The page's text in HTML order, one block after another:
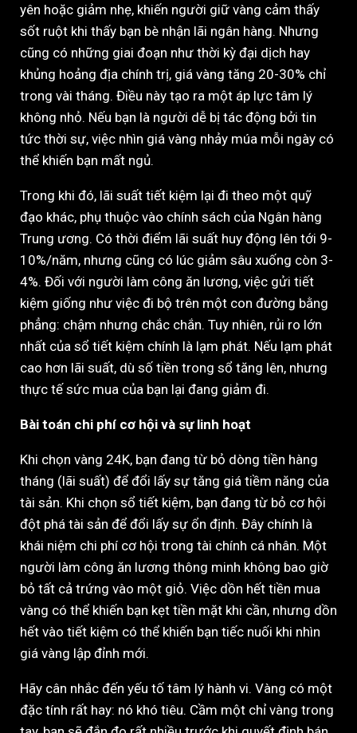
yên hoặc giảm nhẹ, khiến người giữ vàng cảm thấy
sốt ruột khi thấy bạn bè nhận lãi ngân hàng. Nhưng
cũng có những giai đoạn như thời kỳ đại dịch hay
khủng hoảng địa chính trị, giá vàng tăng 20-30% chỉ
trong vài tháng. Điều này tạo ra một áp lực tâm lý
không nhỏ. Nếu bạn là người dễ bị tác động bởi tin
tức thời sự, việc nhìn giá vàng nhảy múa mỗi ngày có
thể khiến bạn mất ngủ.
Trong khi đó, lãi suất tiết kiệm lại đi theo một quỹ
đạo khác, phụ thuộc vào chính sách của Ngân hàng
Trung ương. Có thời điểm lãi suất huy động lên tới 9-
10%/năm, nhưng cũng có lúc giảm sâu xuống còn 3-
4%. Đối với người làm công ăn lương, việc gửi tiết
kiệm giống như việc đi bộ trên một con đường bằng
phẳng: chậm nhưng chắc chắn. Tuy nhiên, rủi ro lớn
nhất của sổ tiết kiệm chính là lạm phát. Nếu lạm phát
cao hơn lãi suất, dù số tiền trong sổ tăng lên, nhưng
thực tế sức mua của bạn lại đang giảm đi.
Bài toán chi phí cơ hội và sự linh hoạt
Khi chọn vàng 24K, bạn đang từ bỏ dòng tiền hàng
tháng (lãi suất) để đổi lấy sự tăng giá tiềm năng của
tài sản. Khi chọn sổ tiết kiệm, bạn đang từ bỏ cơ hội
đột phá tài sản để đổi lấy sự ổn định. Đây chính là
khái niệm chi phí cơ hội trong tài chính cá nhân. Một
người làm công ăn lương thông minh không bao giờ
bỏ tất cả trứng vào một giỏ. Việc dồn hết tiền mua
vàng có thể khiến bạn kẹt tiền mặt khi cần, nhưng dồn
hết vào tiết kiệm có thể khiến bạn tiếc nuối khi nhìn
giá vàng lập đỉnh mới.
Hãy cân nhắc đến yếu tố tâm lý hành vi. Vàng có một
đặc tính rất hay: nó khó tiêu. Cầm một chỉ vàng trong